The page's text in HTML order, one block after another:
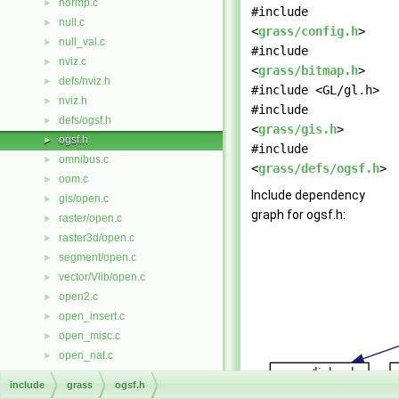
► normp.c
► null.c
► null_val.c
► nviz.c
► defs/nviz.h
► nviz.h
► defs/ogsf.h
► ogsf.h
► omnibus.c
► oom.c
► gis/open.c
► raster/open.c
► raster3d/open.c
► segment/open.c
► vector/Vlib/open.c
► open2.c
► open_insert.c
► open_misc.c
► open_nat.c
► open_ogr.c
► open_pg.c
#include
<grass/config.h>
#include
<grass/bitmap.h>
#include <GL/gl.h>
#include
<grass/gis.h>
#include
<grass/defs/ogsf.h>
Include dependency
graph for ogsf.h:
include grass ogsf.h